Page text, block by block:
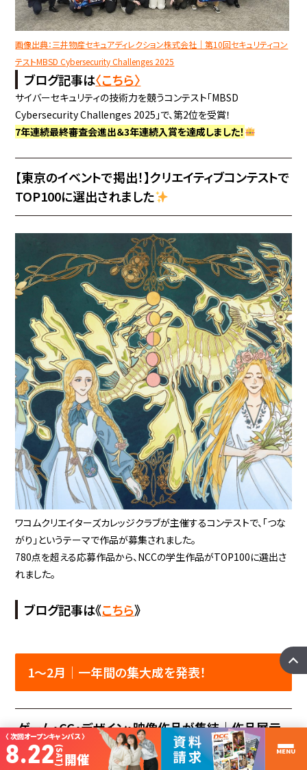
画像出典：三井物産セキュアディレクション株式会社｜第10回セキュリティコン
テストMBSD Cybersecurity Challenges 2025
ブログ記事は〈こちら〉
サイバーセキュリティの技術力を競うコンテスト「MBSD
Cybersecurity Challenges 2025」で、第2位を受賞！
7年連続最終審査会進出＆3年連続入賞を達成しました！
【東京のイベントで掲出！】クリエイティブコンテストで
TOP100に選出されました
ワコムクリエイターズカレッジクラブが主催するコンテストで、「つな
がり」というテーマで作品が募集されました。
780点を超える応募作品から、NCCの学生作品がTOP100に選出さ
れました。
ブログ記事は《こちら》
1～2月│一年間の集大成を発表！
ゲーム・CG・デザイン・映像作品が集結｜作品展示
会
〈 次回オープンキャンパス 〉
8.22(SAT)開催 MENU